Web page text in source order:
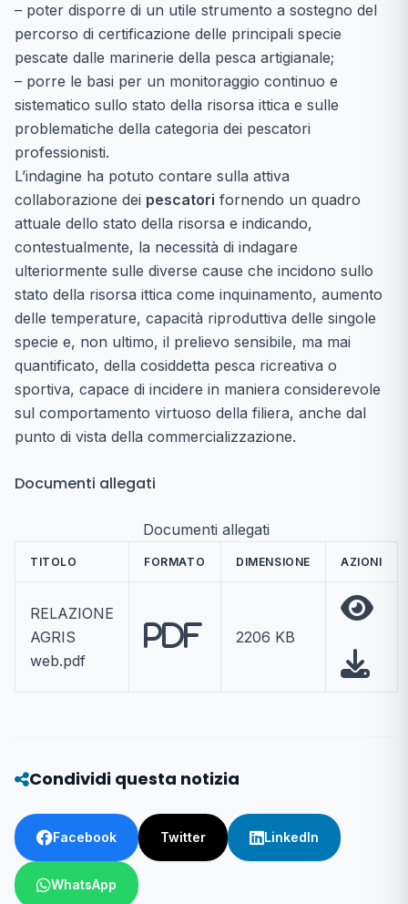
– poter disporre di un utile strumento a sostegno del
percorso di certificazione delle principali specie
pescate dalle marinerie della pesca artigianale;
– porre le basi per un monitoraggio continuo e
sistematico sullo stato della risorsa ittica e sulle
problematiche della categoria dei pescatori
professionisti.
L’indagine ha potuto contare sulla attiva
collaborazione dei pescatori fornendo un quadro
attuale dello stato della risorsa e indicando,
contestualmente, la necessità di indagare
ulteriormente sulle diverse cause che incidono sullo
stato della risorsa ittica come inquinamento, aumento
delle temperature, capacità riproduttiva delle singole
specie e, non ultimo, il prelievo sensibile, ma mai
quantificato, della cosiddetta pesca ricreativa o
sportiva, capace di incidere in maniera considerevole
sul comportamento virtuoso della filiera, anche dal
punto di vista della commercializzazione.
Documenti allegati
Documenti allegati
TITOLO FORMATO DIMENSIONE AZIONI
RELAZIONE
AGRIS
web.pdf
PDF 2206 KB
Condividi questa notizia
Facebook Twitter LinkedIn
WhatsApp